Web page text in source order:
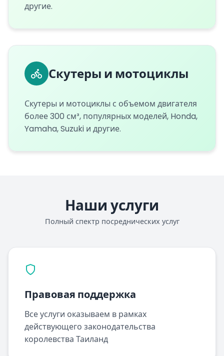
другие.
Скутеры и мотоциклы
Скутеры и мотоциклы с объемом двигателя
более 300 см³, популярных моделей, Honda,
Yamaha, Suzuki и другие.
Наши услуги
Полный спектр посреднических услуг
Правовая поддержка
Все услуги оказываем в рамках
действующего законодательства
королевства Таиланд